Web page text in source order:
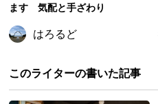
ます 気配と手ざわり
はろるど
このライターの書いた記事